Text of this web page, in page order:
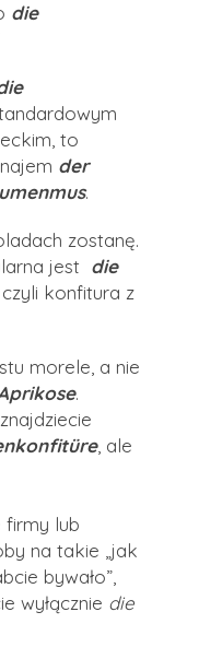
die
to
der
.
zostanę.
jest die
czyli konfitura z
morele, a nie
.
, ale
firmy lub
na takie „jak
bywało”,
wyłącznie die